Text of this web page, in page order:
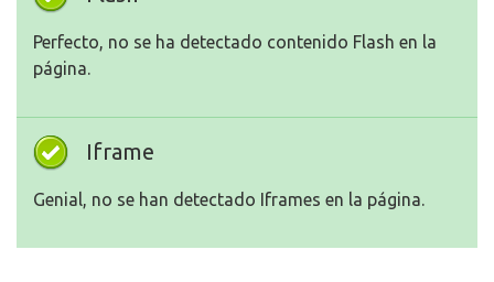
Perfecto, no se ha detectado contenido Flash en la
página.
Iframe
Genial, no se han detectado Iframes en la página.